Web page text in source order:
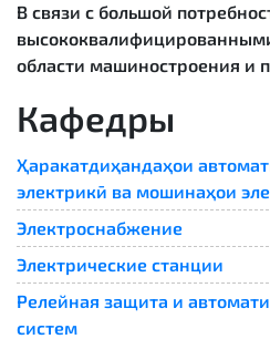
В связи с большой
области машиностроения и
Кафедры
Ҳаракатдиҳандаҳои
электрикӣ ва мошинаҳои
Электроснабжение
Электрические станции
Релейная защита и
систем